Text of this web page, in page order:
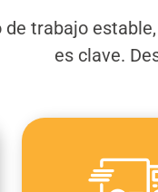
trabajo
es clave.